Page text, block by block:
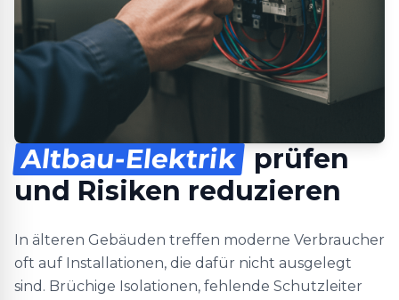
Altbau-Elektrik prüfen
und Risiken reduzieren
In älteren Gebäuden treffen moderne Verbraucher
oft auf Installationen, die dafür nicht ausgelegt
sind. Brüchige Isolationen, fehlende Schutzleiter